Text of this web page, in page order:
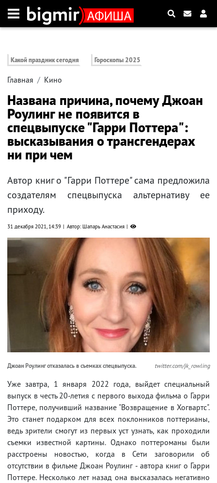
Какой праздник сегодня Гороскопы 2025
Главная Кино
Названа причина, почему Джоан
Роулинг не появится в
спецвыпуске "Гарри Поттера":
высказывания о трансгендерах
ни при чем
Автор книг о "Гарри Поттере" сама предложила
создателям спецвыпуска альтернативу ее
приходу.
31 декабря 2021, 14:39 Автор: Шапарь Анастасия
Джоан Роулинг отказалась в съемках спецвыпуска. twitter.com/jk_rowling
Уже завтра, 1 января 2022 года, выйдет специальный
выпуск в честь 20-летия с первого выхода фильма о Гарри
Поттере, получивший название "Возвращение в Хогвартс".
Это станет подарком для всех поклонников поттерианы,
ведь зрители смогут из первых уст узнать, как проходили
съемки известной картины. Однако поттероманы были
расстроены новостью, когда в Сети заговорили об
отсутствии в фильме Джоан Роулинг - автора книг о Гарри
Поттере. Несколько лет назад она высказалась негативно